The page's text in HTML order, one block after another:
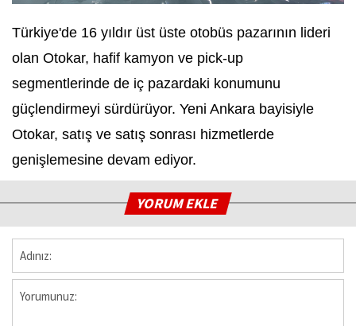
Türkiye'de 16 yıldır üst üste otobüs pazarının lideri
olan Otokar, hafif kamyon ve pick-up
segmentlerinde de iç pazardaki konumunu
güçlendirmeyi sürdürüyor. Yeni Ankara bayisiyle
Otokar, satış ve satış sonrası hizmetlerde
genişlemesine devam ediyor.
YORUM EKLE